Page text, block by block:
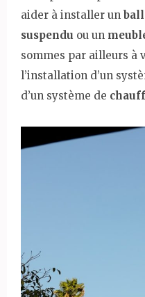
aider à installer un
suspendu ou un
sommes par ailleurs à
l’installation d’un
d’un système de